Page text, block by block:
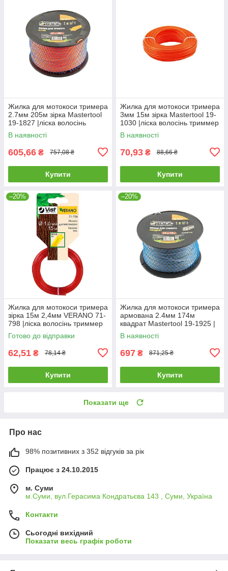
Жилка для мотокоси тримера
2.7мм 205м зірка Mastertool
19-1827 |ліска волосінь
триммер трімер
В наявності
605,66 ₴ 757,08 ₴
Купити
Жилка для мотокоси тримера
3мм 15м зірка Mastertool 19-
1030 |ліска волосінь триммер
трімер
В наявності
70,93 ₴ 88,66 ₴
Купити
–20%
Жилка для мотокоси тримера
зірка 15м 2,4мм VERANO 71-
798 |ліска волосінь триммер
трімер
Готово до відправки
62,51 ₴ 78,14 ₴
Купити
–20%
Жилка для мотокоси тримера
армована 2.4мм 174м
квадрат Mastertool 19-1925 |
ліска волосінь триммер
трімер
В наявності
697 ₴ 871,25 ₴
Купити
Показати ще
Про нас
98% позитивних з 352 відгуків за рік
Працює з 24.10.2015
м. Суми
м.Суми, вул.Герасима Кондратьєва 143 , Суми, Україна
Контакти
Сьогодні вихідний
Показати весь графік роботи